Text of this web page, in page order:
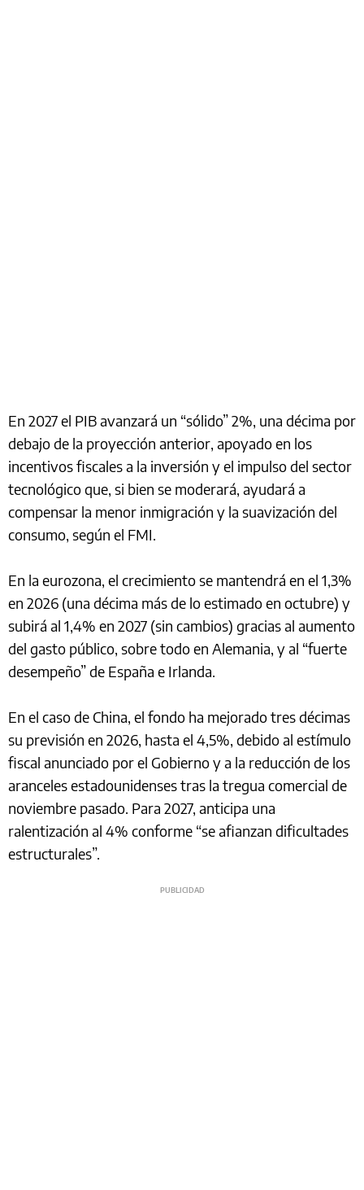
En 2027 el PIB avanzará un “sólido” 2%, una décima por
debajo de la proyección anterior, apoyado en los
incentivos fiscales a la inversión y el impulso del sector
tecnológico que, si bien se moderará, ayudará a
compensar la menor inmigración y la suavización del
consumo, según el FMI.
En la eurozona, el crecimiento se mantendrá en el 1,3%
en 2026 (una décima más de lo estimado en octubre) y
subirá al 1,4% en 2027 (sin cambios) gracias al aumento
del gasto público, sobre todo en Alemania, y al “fuerte
desempeño” de España e Irlanda.
En el caso de China, el fondo ha mejorado tres décimas
su previsión en 2026, hasta el 4,5%, debido al estímulo
fiscal anunciado por el Gobierno y a la reducción de los
aranceles estadounidenses tras la tregua comercial de
noviembre pasado. Para 2027, anticipa una
ralentización al 4% conforme “se afianzan dificultades
estructurales”.